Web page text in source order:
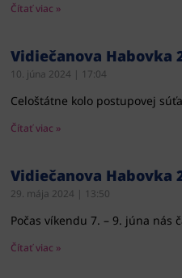
Čítať viac »
Vidiečanova Habovka
10. júna 2024 17:04
Celoštátne kolo postupovej
Čítať viac »
Vidiečanova Habovka
29. mája 2024 13:50
Počas víkendu 7. – 9. júna
Čítať viac »